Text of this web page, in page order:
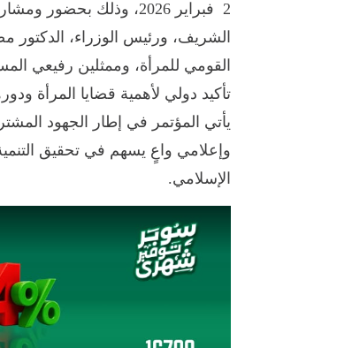
2 فبراير 2026، وذلك
الشريف، ورئيس الوزراء،
تأكيد دولي لأهمية قضايا المرأة
يأتي المؤتمر في إطار الجهود
وإعلامي واعٍ يسهم في تحقيق
الإسلامي.